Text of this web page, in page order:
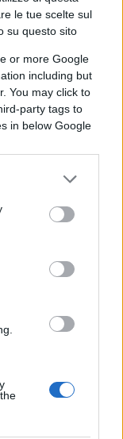
le tue scelte sul
su questo sito
or more Google
including but
You may click to
party tags to
in below Google
Refettorio di
di
più
Novecento con
armeno.
della
Chiara
e
–
Paolo
a partire dalle